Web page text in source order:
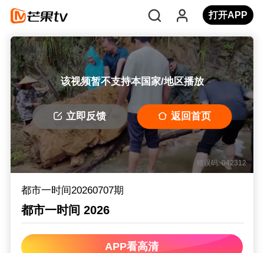
打开APP
该视频暂不支持本国家/地区播放
立即反馈 返回首页
错误码: 042312
都市一时间20260707期
都市一时间 2026
APP看高清